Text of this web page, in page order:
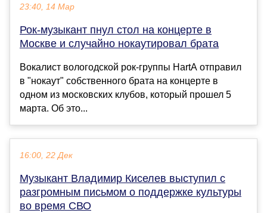
23:40, 14 Мар
Рок-музыкант пнул стол на концерте в
Москве и случайно нокаутировал брата
Вокалист вологодской рок-группы HartA отправил
в "нокаут" собственного брата на концерте в
одном из московских клубов, который прошел 5
марта. Об это...
16:00, 22 Дек
Музыкант Владимир Киселев выступил с
разгромным письмом о поддержке культуры
во время СВО